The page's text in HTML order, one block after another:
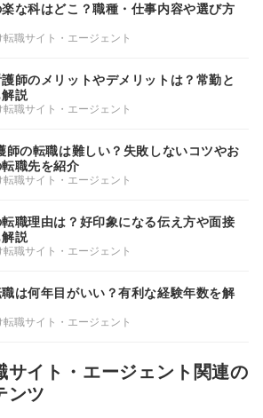
な科はどこ？職種・仕事内容や選び方
職サイト・エージェント
師のメリットやデメリットは？常勤と
説
職サイト・エージェント
師の転職は難しい？失敗しないコツやお
職先を紹介
職サイト・エージェント
職理由は？好印象になる伝え方や面接
説
職サイト・エージェント
は何年目がいい？有利な経験年数を解
職サイト・エージェント
サイト・エージェント関連の
ンツ